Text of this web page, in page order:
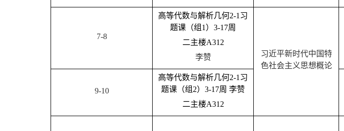
7-8
高等代数与解析几何2-1 习
题课（组 1 ） 3-17周
二主楼A312
李赞
习近平新时代中国特
色社会主义思想概论
9-10
高等代数与解析几何2-1 习
题课 （组 2） 3-17周 李赞
二主楼A312